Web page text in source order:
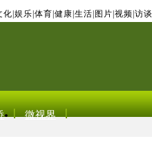
化 娱乐 体育 健康 生活 图片 视频 访谈
微视界